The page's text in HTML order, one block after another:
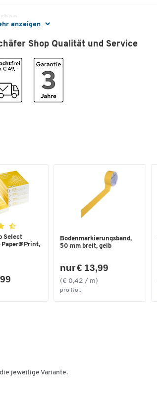
anzeigen
[mm]
(DIN)
Shop Qualität und Service
Select
Bodenmarkierungsband,
50 mm breit, gelb
nur € 13,99
(€ 0,42 / m)
pro Rol.
jeweilige Variante.